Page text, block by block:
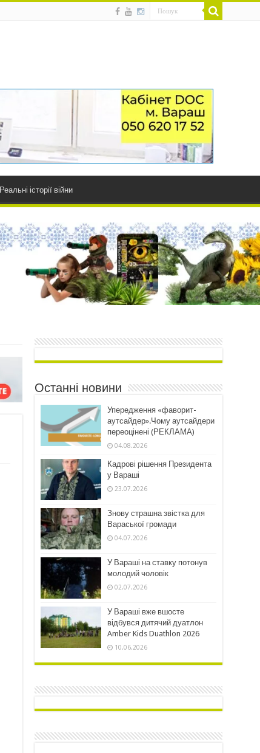
Реальні історії війни
Останні новини
Упередження «фаворит-
аутсайдер».Чому аутсайдери
переоцінені (РЕКЛАМА)
04.08.2026
Кадрові рішення Президента
у Вараші
23.07.2026
Знову страшна звістка для
Вараської громади
04.07.2026
У Вараші на ставку потонув
молодий чоловік
02.07.2026
У Вараші вже вшосте
відбувся дитячий дуатлон
Amber Kids Duathlon 2026
10.06.2026